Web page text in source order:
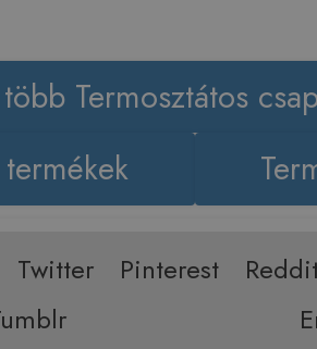
Termosztátos
Twitter Pinterest